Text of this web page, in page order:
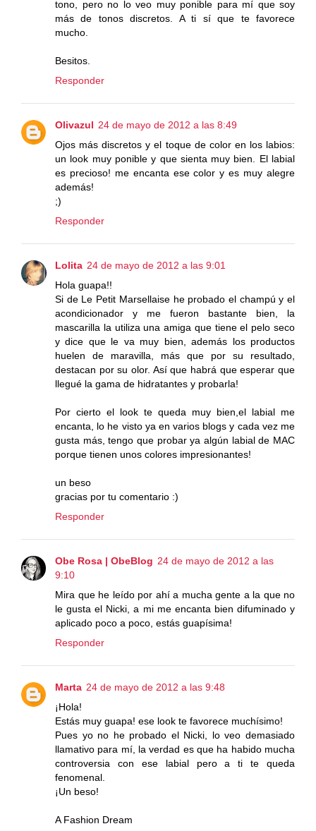
tono, pero no lo veo muy ponible para mí que soy
más de tonos discretos. A ti sí que te favorece
mucho.
Besitos.
Responder
Olivazul 24 de mayo de 2012 a las 8:49
Ojos más discretos y el toque de color en los labios:
un look muy ponible y que sienta muy bien. El labial
es precioso! me encanta ese color y es muy alegre
además!
;)
Responder
Lolita 24 de mayo de 2012 a las 9:01
Hola guapa!!
Si de Le Petit Marsellaise he probado el champú y el
acondicionador y me fueron bastante bien, la
mascarilla la utiliza una amiga que tiene el pelo seco
y dice que le va muy bien, además los productos
huelen de maravilla, más que por su resultado,
destacan por su olor. Así que habrá que esperar que
llegué la gama de hidratantes y probarla!
Por cierto el look te queda muy bien,el labial me
encanta, lo he visto ya en varios blogs y cada vez me
gusta más, tengo que probar ya algún labial de MAC
porque tienen unos colores impresionantes!
un beso
gracias por tu comentario :)
Responder
Obe Rosa | ObeBlog 24 de mayo de 2012 a las
9:10
Mira que he leído por ahí a mucha gente a la que no
le gusta el Nicki, a mi me encanta bien difuminado y
aplicado poco a poco, estás guapísima!
Responder
Marta 24 de mayo de 2012 a las 9:48
¡Hola!
Estás muy guapa! ese look te favorece muchísimo!
Pues yo no he probado el Nicki, lo veo demasiado
llamativo para mí, la verdad es que ha habido mucha
controversia con ese labial pero a ti te queda
fenomenal.
¡Un beso!
A Fashion Dream